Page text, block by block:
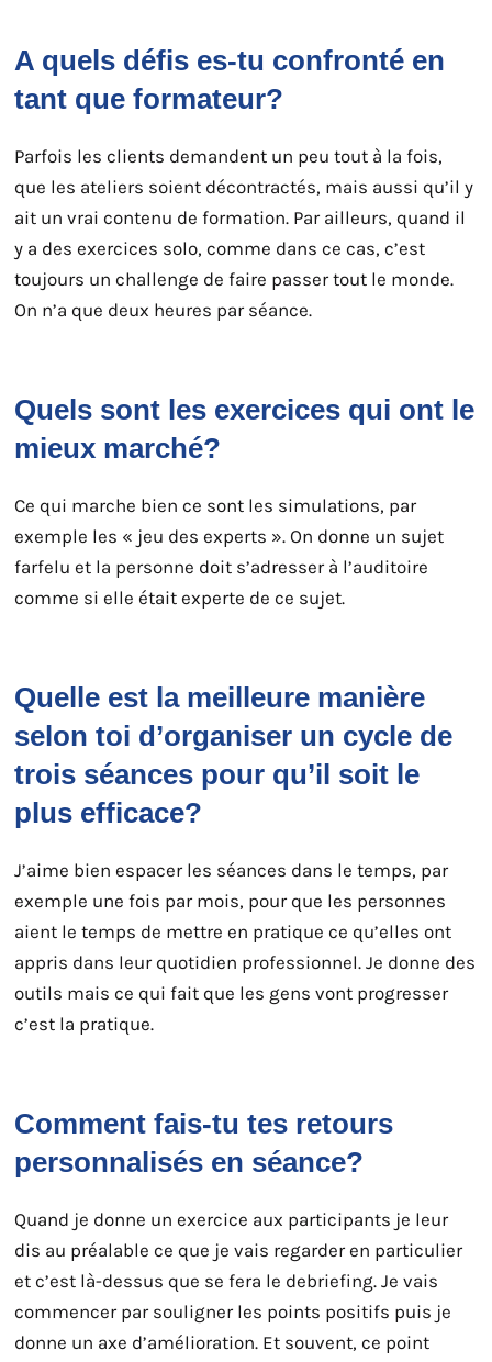
A quels défis es-tu confronté en
tant que formateur?
Parfois les clients demandent un peu tout à la fois,
que les ateliers soient décontractés, mais aussi qu’il y
ait un vrai contenu de formation. Par ailleurs, quand il
y a des exercices solo, comme dans ce cas, c’est
toujours un challenge de faire passer tout le monde.
On n’a que deux heures par séance.
Quels sont les exercices qui ont le
mieux marché?
Ce qui marche bien ce sont les simulations, par
exemple les « jeu des experts ». On donne un sujet
farfelu et la personne doit s’adresser à l’auditoire
comme si elle était experte de ce sujet.
Quelle est la meilleure manière
selon toi d’organiser un cycle de
trois séances pour qu’il soit le
plus efficace?
J’aime bien espacer les séances dans le temps, par
exemple une fois par mois, pour que les personnes
aient le temps de mettre en pratique ce qu’elles ont
appris dans leur quotidien professionnel. Je donne des
outils mais ce qui fait que les gens vont progresser
c’est la pratique.
Comment fais-tu tes retours
personnalisés en séance?
Quand je donne un exercice aux participants je leur
dis au préalable ce que je vais regarder en particulier
et c’est là-dessus que se fera le debriefing. Je vais
commencer par souligner les points positifs puis je
donne un axe d’amélioration. Et souvent, ce point